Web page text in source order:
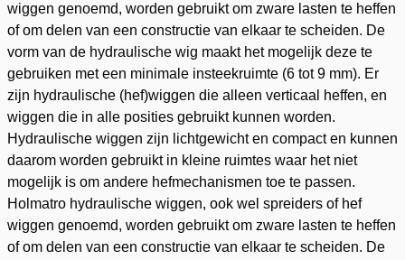
wiggen genoemd, worden gebruikt om zware lasten te heffen
of om delen van een constructie van elkaar te scheiden. De
vorm van de hydraulische wig maakt het mogelijk deze te
gebruiken met een minimale insteekruimte (6 tot 9 mm). Er
zijn hydraulische (hef)wiggen die alleen verticaal heffen, en
wiggen die in alle posities gebruikt kunnen worden.
Hydraulische wiggen zijn lichtgewicht en compact en kunnen
daarom worden gebruikt in kleine ruimtes waar het niet
mogelijk is om andere hefmechanismen toe te passen.
Holmatro hydraulische wiggen, ook wel spreiders of hef
wiggen genoemd, worden gebruikt om zware lasten te heffen
of om delen van een constructie van elkaar te scheiden. De